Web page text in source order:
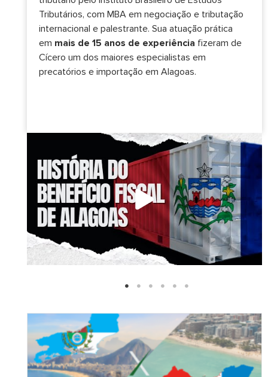
Tributários, com MBA em negociação e tributação
internacional e palestrante. Sua atuação prática
em mais de 15 anos de experiência fizeram de
Cícero um dos maiores especialistas em
precatórios e importação em Alagoas.